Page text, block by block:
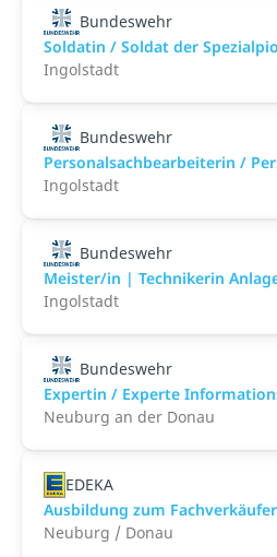
Bundeswehr
Soldatin / Soldat der
Ingolstadt
Bundeswehr
Personalsachbearbeiterin /
Ingolstadt
Bundeswehr
Meister/in | Technikerin
Ingolstadt
Bundeswehr
Expertin / Experte
Neuburg an der Donau
EDEKA
Ausbildung zum
Neuburg / Donau